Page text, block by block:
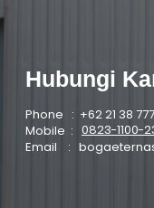
Hubungi
Phone : +62 21 38
Mobile :
Email :
0823-1100-